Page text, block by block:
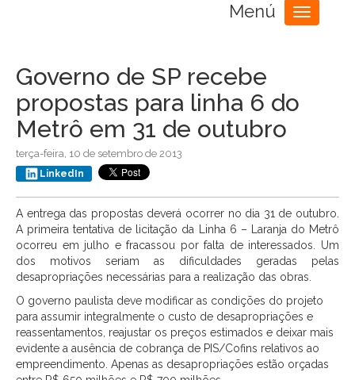
Menú
Toggle
navigation
Governo de SP recebe
propostas para linha 6 do
Metrô em 31 de outubro
terça-feira, 10 de setembro de 2013
LinkedIn
A entrega das propostas deverá ocorrer no dia 31 de outubro.
A primeira tentativa de licitação da Linha 6 – Laranja do Metrô
ocorreu em julho e fracassou por falta de interessados. Um
dos motivos seriam as dificuldades geradas pelas
desapropriações necessárias para a realização das obras.
O governo paulista deve modificar as condições do projeto
para assumir integralmente o custo de desapropriações e
reassentamentos, reajustar os preços estimados e deixar mais
evidente a ausência de cobrança de PIS/Cofins relativos ao
empreendimento. Apenas as desapropriações estão orçadas